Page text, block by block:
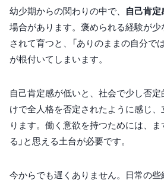
幼少期からの関わりの中で、 自己肯定
場合があります。褒められる経験が
されて育つと、「ありのままの自分で
が根付いてしまいます。
自己肯定感が低いと、社会で少し否
けで全人格を否定されたように感じ
ります。働く意欲を持つためには、ま
る」と思える土台が必要です。
今からでも遅くありません。日常の